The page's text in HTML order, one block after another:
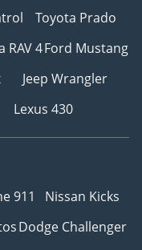
Toyota Prado
RAV 4Ford Mustang
Jeep Wrangler
Lexus 430
911
Nissan Kicks
Dodge Challenger